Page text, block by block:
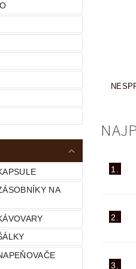
NA
1.
2.
3.